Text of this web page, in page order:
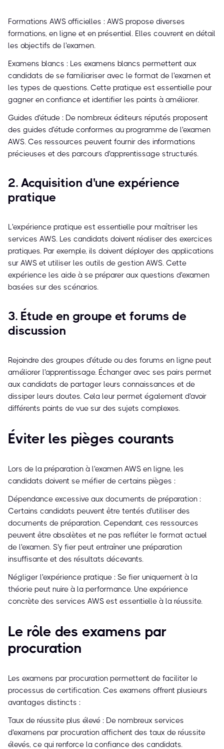
Formations AWS officielles : AWS propose diverses
formations, en ligne et en présentiel. Elles couvrent en détail
les objectifs de l'examen.
Examens blancs : Les examens blancs permettent aux
candidats de se familiariser avec le format de l'examen et
les types de questions. Cette pratique est essentielle pour
gagner en confiance et identifier les points à améliorer.
Guides d'étude : De nombreux éditeurs réputés proposent
des guides d'étude conformes au programme de l'examen
AWS. Ces ressources peuvent fournir des informations
précieuses et des parcours d'apprentissage structurés.
2. Acquisition d'une expérience
pratique
L'expérience pratique est essentielle pour maîtriser les
services AWS. Les candidats doivent réaliser des exercices
pratiques. Par exemple, ils doivent déployer des applications
sur AWS et utiliser les outils de gestion AWS. Cette
expérience les aide à se préparer aux questions d'examen
basées sur des scénarios.
3. Étude en groupe et forums de
discussion
Rejoindre des groupes d'étude ou des forums en ligne peut
améliorer l'apprentissage. Échanger avec ses pairs permet
aux candidats de partager leurs connaissances et de
dissiper leurs doutes. Cela leur permet également d'avoir
différents points de vue sur des sujets complexes.
Éviter les pièges courants
Lors de la préparation à l'examen AWS en ligne, les
candidats doivent se méfier de certains pièges :
Dépendance excessive aux documents de préparation :
Certains candidats peuvent être tentés d'utiliser des
documents de préparation. Cependant, ces ressources
peuvent être obsolètes et ne pas refléter le format actuel
de l'examen. S'y fier peut entraîner une préparation
insuffisante et des résultats décevants.
Négliger l'expérience pratique : Se fier uniquement à la
théorie peut nuire à la performance. Une expérience
concrète des services AWS est essentielle à la réussite.
Le rôle des examens par
procuration
Les examens par procuration permettent de faciliter le
processus de certification. Ces examens offrent plusieurs
avantages distincts :
Taux de réussite plus élevé : De nombreux services
d'examens par procuration affichent des taux de réussite
élevés, ce qui renforce la confiance des candidats.